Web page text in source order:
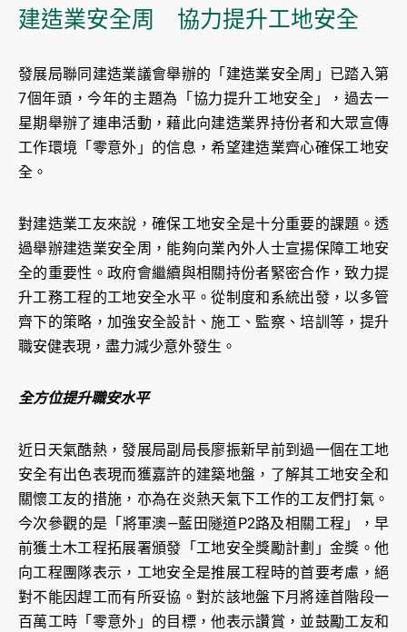
建造業安全周 協力提升工地安全
發展局聯同建造業議會舉辦的「建造業安全周」已踏入第
7個年頭，今年的主題為「協力提升工地安全」，過去一
星期舉辦了連串活動，藉此向建造業界持份者和大眾宣傳
工作環境「零意外」的信息，希望建造業齊心確保工地安
全。
對建造業工友來說，確保工地安全是十分重要的課題。透
過舉辦建造業安全周，能夠向業內外人士宣揚保障工地安
全的重要性。政府會繼續與相關持份者緊密合作，致力提
升工務工程的工地安全水平。從制度和系統出發，以多管
齊下的策略，加強安全設計、施工、監察、培訓等，提升
職安健表現，盡力減少意外發生。
全方位提升職安水平
近日天氣酷熱，發展局副局長廖振新早前到過一個在工地
安全有出色表現而獲嘉許的建築地盤，了解其工地安全和
關懷工友的措施，亦為在炎熱天氣下工作的工友們打氣。
今次參觀的是「將軍澳—藍田隧道P2路及相關工程」，早
前獲土木工程拓展署頒發「工地安全獎勵計劃」金獎。他
向工程團隊表示，工地安全是推展工程時的首要考慮，絕
對不能因趕工而有所妥協。對於該地盤下月將達首階段一
百萬工時「零意外」的目標，他表示讚賞，並鼓勵工友和